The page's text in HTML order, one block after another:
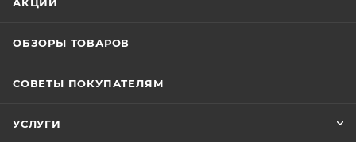
АКЦИИ
ОБЗОРЫ ТОВАРОВ
СОВЕТЫ ПОКУПАТЕЛЯМ
УСЛУГИ